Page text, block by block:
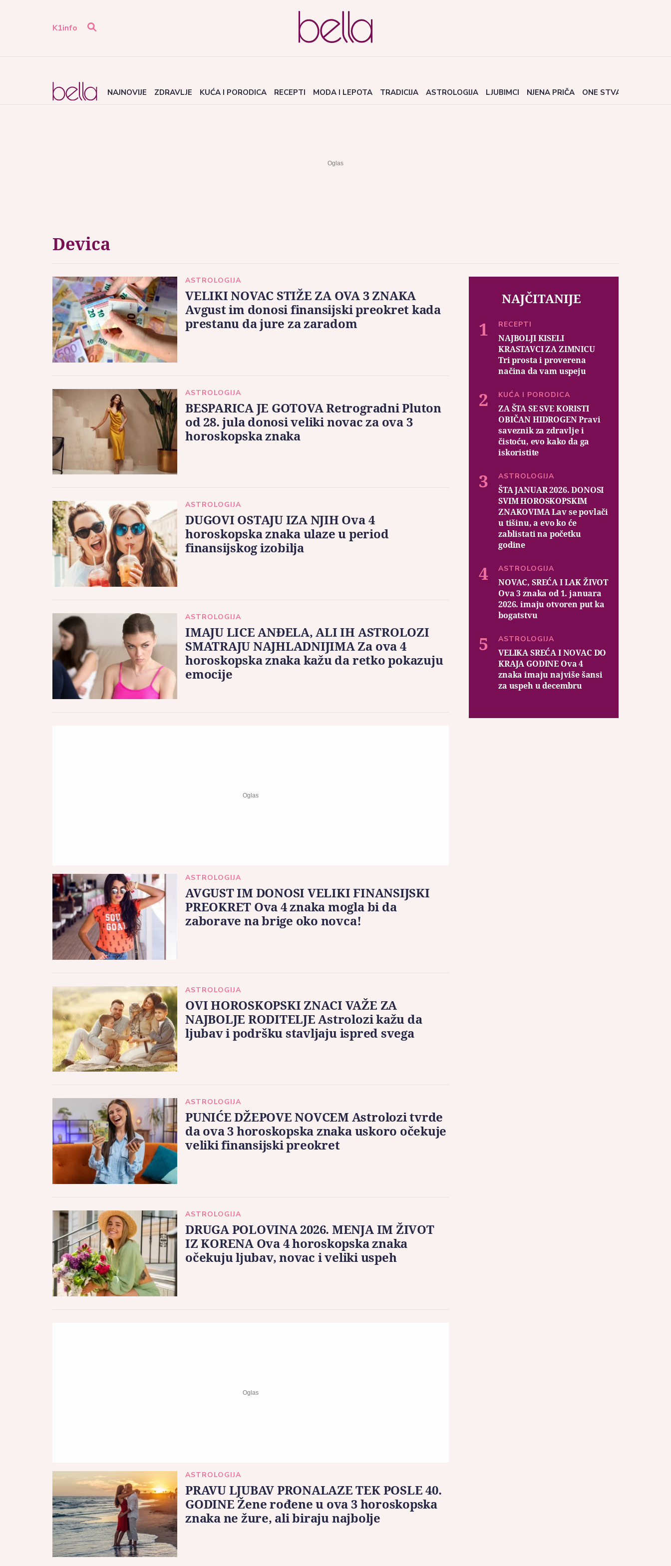
K1info
NAJNOVIJE ZDRAVLJE KUĆA I PORODICA RECEPTI MODA I LEPOTA TRADICIJA ASTROLOGIJA LJUBIMCI NJENA PRIČA ONE STVARI
Devica
ASTROLOGIJA
VELIKI NOVAC STIŽE ZA OVA 3 ZNAKA
Avgust im donosi finansijski preokret kada
prestanu da jure za zaradom
ASTROLOGIJA
BESPARICA JE GOTOVA Retrogradni Pluton
od 28. jula donosi veliki novac za ova 3
horoskopska znaka
ASTROLOGIJA
DUGOVI OSTAJU IZA NJIH Ova 4
horoskopska znaka ulaze u period
finansijskog izobilja
ASTROLOGIJA
IMAJU LICE ANĐELA, ALI IH ASTROLOZI
SMATRAJU NAJHLADNIJIMA Za ova 4
horoskopska znaka kažu da retko pokazuju
emocije
ASTROLOGIJA
AVGUST IM DONOSI VELIKI FINANSIJSKI
PREOKRET Ova 4 znaka mogla bi da
zaborave na brige oko novca!
ASTROLOGIJA
OVI HOROSKOPSKI ZNACI VAŽE ZA
NAJBOLJE RODITELJE Astrolozi kažu da
ljubav i podršku stavljaju ispred svega
ASTROLOGIJA
PUNIĆE DŽEPOVE NOVCEM Astrolozi tvrde
da ova 3 horoskopska znaka uskoro očekuje
veliki finansijski preokret
ASTROLOGIJA
DRUGA POLOVINA 2026. MENJA IM ŽIVOT
IZ KORENA Ova 4 horoskopska znaka
očekuju ljubav, novac i veliki uspeh
ASTROLOGIJA
PRAVU LJUBAV PRONALAZE TEK POSLE 40.
GODINE Žene rođene u ova 3 horoskopska
znaka ne žure, ali biraju najbolje
NAJČITANIJE
RECEPTI
NAJBOLJI KISELI
KRASTAVCI ZA ZIMNICU
Tri prosta i proverena
načina da vam uspeju
KUĆA I PORODICA
ZA ŠTA SE SVE KORISTI
OBIČAN HIDROGEN Pravi
saveznik za zdravlje i
čistoću, evo kako da ga
iskoristite
ASTROLOGIJA
ŠTA JANUAR 2026. DONOSI
SVIM HOROSKOPSKIM
ZNAKOVIMA Lav se povlači
u tišinu, a evo ko će
zablistati na početku
godine
ASTROLOGIJA
NOVAC, SREĆA I LAK ŽIVOT
Ova 3 znaka od 1. januara
2026. imaju otvoren put ka
bogatstvu
ASTROLOGIJA
VELIKA SREĆA I NOVAC DO
KRAJA GODINE Ova 4
znaka imaju najviše šansi
za uspeh u decembru